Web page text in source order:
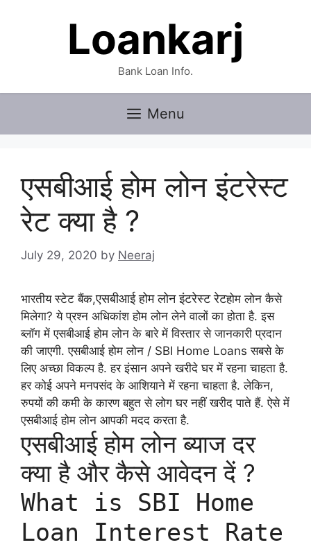
Loankarj
Bank Loan Info.
Menu
एसबीआई होम लोन इंटरेस्ट
रेट क्या है ?
July 29, 2020 by Neeraj
भारतीय स्टेट बैंक,एसबीआई होम लोन इंटरेस्ट रेटहोम लोन कैसे
मिलेगा? ये प्रश्न अधिकांश होम लोन लेने वालों का होता है. इस
ब्लॉग में एसबीआई होम लोन के बारे में विस्तार से जानकारी प्रदान
की जाएगी. एसबीआई होम लोन / SBI Home Loans सबसे के
लिए अच्छा विकल्प है. हर इंसान अपने खरीदे घर में रहना चाहता है.
हर कोई अपने मनपसंद के आशियाने में रहना चाहता है. लेकिन,
रुपयों की कमी के कारण बहुत से लोग घर नहीं खरीद पाते हैं. ऐसे में
एसबीआई होम लोन आपकी मदद करता है.
एसबीआई होम लोन ब्याज दर
क्या है और कैसे आवेदन दें ?
What is SBI Home
Loan Interest Rate